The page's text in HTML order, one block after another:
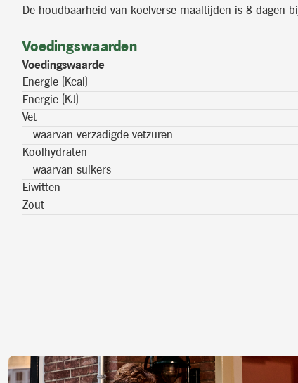
De houdbaarheid van koelverse maaltijden is 8 dagen
Voedingswaarden
Voedingswaarde
Energie (Kcal)
Energie (KJ)
Vet
waarvan verzadigde vetzuren
Koolhydraten
waarvan suikers
Eiwitten
Zout